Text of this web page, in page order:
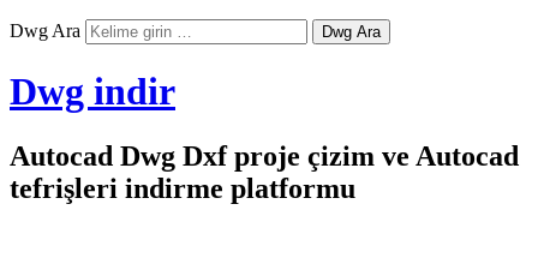
Dwg Ara
Dwg indir
Autocad Dwg Dxf proje çizim ve Autocad
tefrişleri indirme platformu